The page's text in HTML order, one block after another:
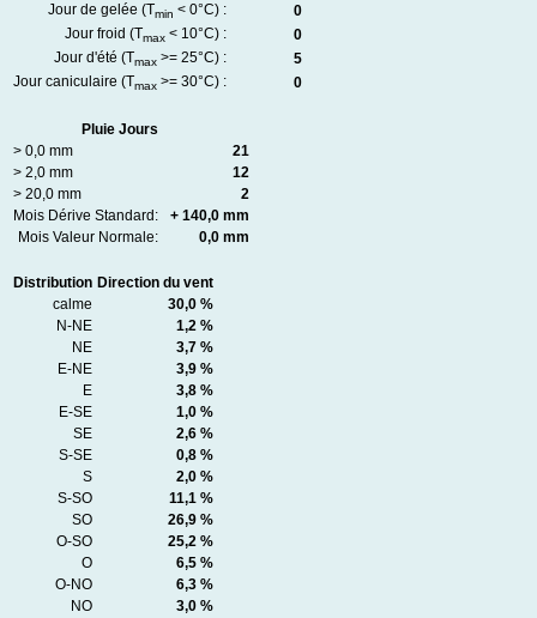
Jour de gelée (Tmin < 0°C) :
0
Jour froid (Tmax < 10°C) :
0
Jour d'été (Tmax >= 25°C) :
5
Jour caniculaire (Tmax >= 30°C) : 0
Pluie Jours
> 0,0 mm
21
> 2,0 mm
12
> 20,0 mm
2
Mois Dérive Standard:
+ 140,0 mm
Mois Valeur Normale:
0,0 mm
Distribution Direction du vent
calme
30,0 %
N-NE
1,2 %
NE
3,7 %
E-NE
3,9 %
E
3,8 %
E-SE
1,0 %
SE
2,6 %
S-SE
0,8 %
S
2,0 %
S-SO
11,1 %
SO
26,9 %
O-SO
25,2 %
O
6,5 %
O-NO
6,3 %
NO
3,0 %